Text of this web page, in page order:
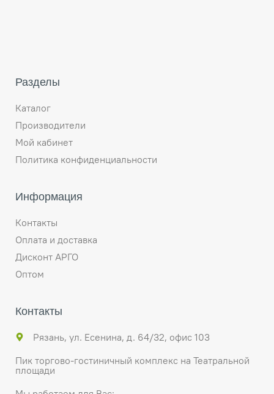
Разделы
Каталог
Производители
Мой кабинет
Политика конфиденциальности
Информация
Контакты
Оплата и доставка
Дисконт АРГО
Оптом
Контакты
Рязань, ул. Есенина, д. 64/32, офис 103
Пик торгово-гостиничный комплекс на Театральной
площади